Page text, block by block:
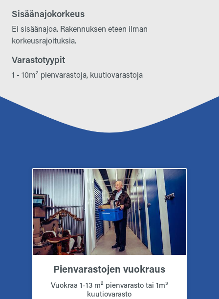
Sisäänajokorkeus
Ei sisäänajoa. Rakennuksen eteen ilman
korkeusrajoituksia.
Varastotyypit
1 - 10m² pienvarastoja, kuutiovarastoja
Pienvarastojen vuokraus
Vuokraa 1-13 m² pienvarasto tai 1m³
kuutiovarasto